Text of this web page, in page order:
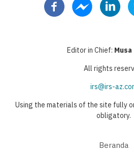
Editor in Chief:
All rights
irs@irs-
Using the materials of the site fully
obligatory.
Beranda